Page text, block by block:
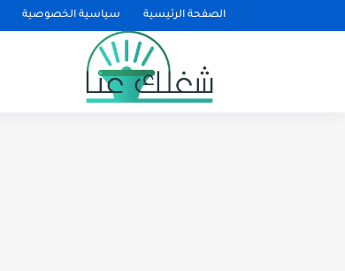
الصفحة الرئيسية سياسية الخصوصية